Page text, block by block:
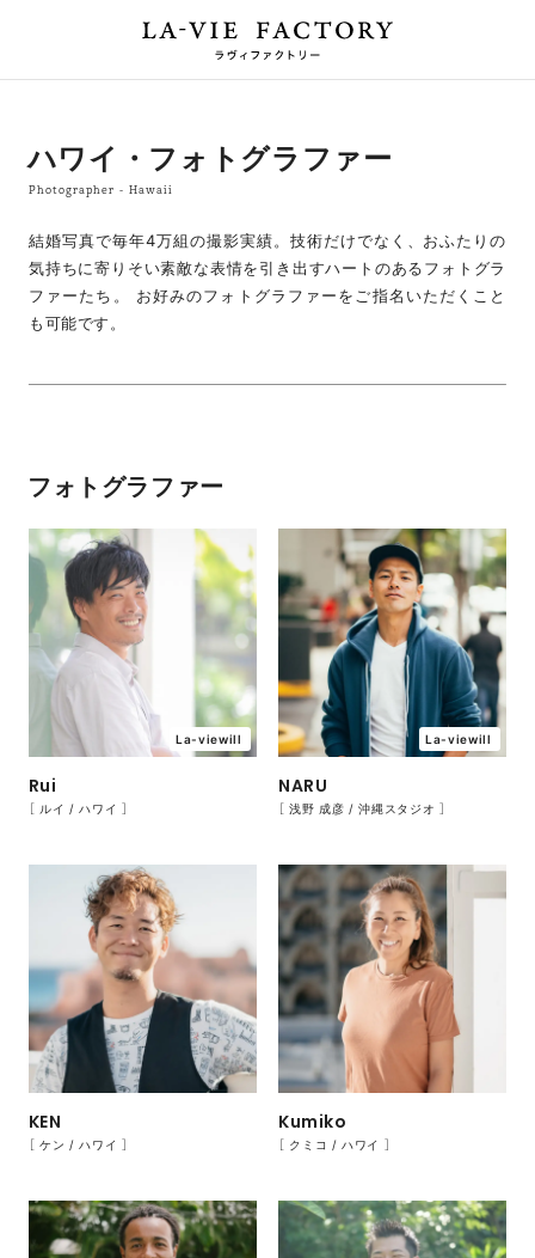
ハワイ・フォトグラファー
Photographer - Hawaii
結婚写真で毎年4万組の撮影実績。技術だけでなく、おふたりの
気持ちに寄りそい素敵な表情を引き出すハートのあるフォトグラ
ファーたち。 お好みのフォトグラファーをご指名いただくこと
も可能です。
フォトグラファー
Rui
［ ルイ / ハワイ ］
La-viewill
NARU
［ 浅野 成彦 / 沖縄スタジオ ］
La-viewill
KEN
［ ケン / ハワイ ］
Kumiko
［ クミコ / ハワイ ］